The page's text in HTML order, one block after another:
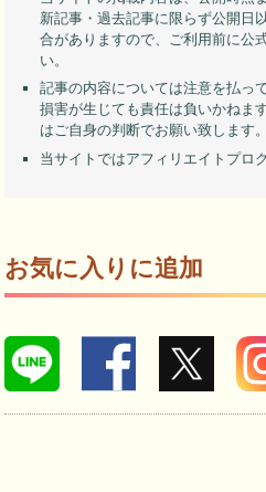
新記事・過去記事に限らず公開日
合がありますので、ご利用前に公
い。
記事の内容については注意を払っ
損害が生じても責任は負いかねま
はご自身の判断でお願い致します。
当サイトではアフィリエイトプロ
お気に入りに追加